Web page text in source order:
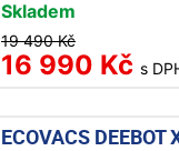
Skladem
19 490 Kč
16 990 Kč s
ECOVACS DEEBOT